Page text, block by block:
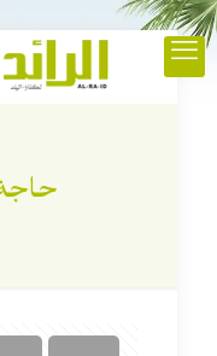
حاجة